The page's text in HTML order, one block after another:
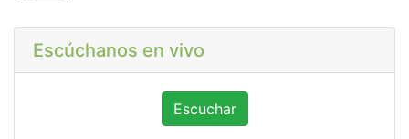
Escúchanos en vivo
Escuchar